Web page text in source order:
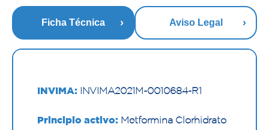
Ficha Técnica Aviso Legal
INVIMA: INVIMA2021M-0010684-R1
Principio activo: Metformina Clorhidrato